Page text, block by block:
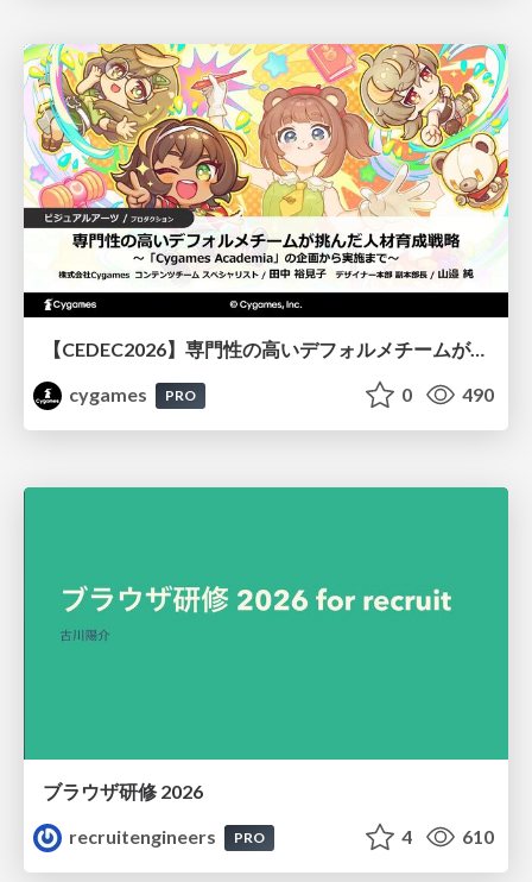
【CEDEC2026】専門性の高いデフォルメチームが挑んだ人材育成戦略 〜Cygames Academiaの企画から実施まで〜
cygames
PRO 0 490
ブラウザ研修 2026
recruitengineers
PRO 4 610